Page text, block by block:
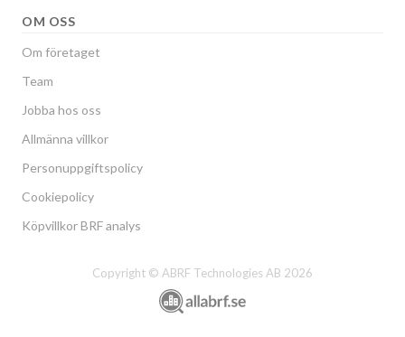
OM OSS
Om företaget
Team
Jobba hos oss
Allmänna villkor
Personuppgiftspolicy
Cookiepolicy
Köpvillkor BRF analys
Copyright © ABRF Technologies AB 2026